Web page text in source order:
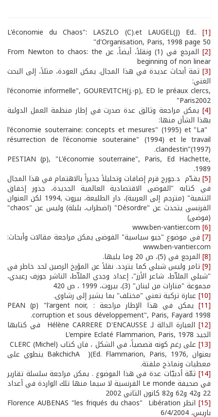
[1]
.L'économie du Chaos": LASZLO (C).et LAUGEL(J) Ed.
d'Organisation, Paris, 1998 page 50"
[2] المرجع في (1) ونقلاً، أيضاً، عن From Newton to chaos: the
beginning of non linear
[3] ثمة أبحاث عديدة في هذا المجال. يمكن العودة، مثلاً، إلى البحث
الغني:
l'économie informelle", GOUREVITCH(j.-p), ED le préaux clercs,
Paris2002"
[4] يمكن مراجعة وثائق عدة صدرت في إطار منظمة العمل الدولية
بهذا الشأن منها:
"l'économie souterraine: concepts et mesures" (1995) et "La
résurrection de l'économie souteraine" (1994) et le travail
clandestin"(1997).
PESTIAN (p), "L'économie souterraine", Paris, Ed Hachette,
1989.
[5] يقدّم د.جورج قرم إضافات وتحليلاً جديراً بالاهتمام في هذا المجال
في كتابه "الفوضى الاقتصادية العالمية الجديدة، جذور إخفاق
التنمية" (مترجم إلى العربية)، دار الطليعة، بيروت ,1994 لكن العنوان
الفرنسي يتحدث عن "Désordre" (اضطراب، بلبلة) وليس عن "chaos"
(فوضى)
[6]
[7] في موضوع "جيو سياسية" الفوضى يمكن مراجعة مقالات وأبحاث:
www.ben-vantier.com
[8] المرجع في (5)، ص 20 وما يليها.
[9] تامر وليس شبلي كما يتردد. نقلاً عن المؤرخ الرصين لحد خاطر في
"شبلي الملاّط، شاعر الأرز"، إعداد وجدي الملاّط، الناشر جوزف رعيدي،
مجموعة "منارات من لبنان" (3)، بيروت، 1999 ، ص 420
[10] عبارة تركية تعني "مختلف" بما يشير إلى رشاوى.
[11] يمكن في هذا الإطار مراجعة : PEAN (p) "l'argent noir,
corruption et sous développement", Paris, Fayard 1998.
[12] العبارة الدالة لـ Hélène CARRERE D'ENCAUSSE في كتابها
الجيد L'empire Eclaté Flammarion, Paris, 1978
[13] على رغم كونه قصصياً، في الشكل ، فان كتاب CLERC (Michel)
بعنوان ,BakchichA )(Ed. Flammarion, Paris, 1976 ينطوي على
معطيات ونماذج ملفتة.
[14] ثمّة أدبيّات عدة في هذا الموضوع . يمكن مراجعة سلسلة تقارير
في صحيفة Le monde الفرنسية لا سيما منها تلك الواردة في أعداد
22 و42 و62 و82 كانون الثاني 2002
[15] انظر Florence AUBENAS "les friqués du chaos" ­Libération
باريس، 6/4/2004